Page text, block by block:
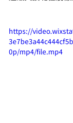
https://
0p/mp4/file.mp4